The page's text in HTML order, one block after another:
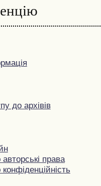
до архівів
права